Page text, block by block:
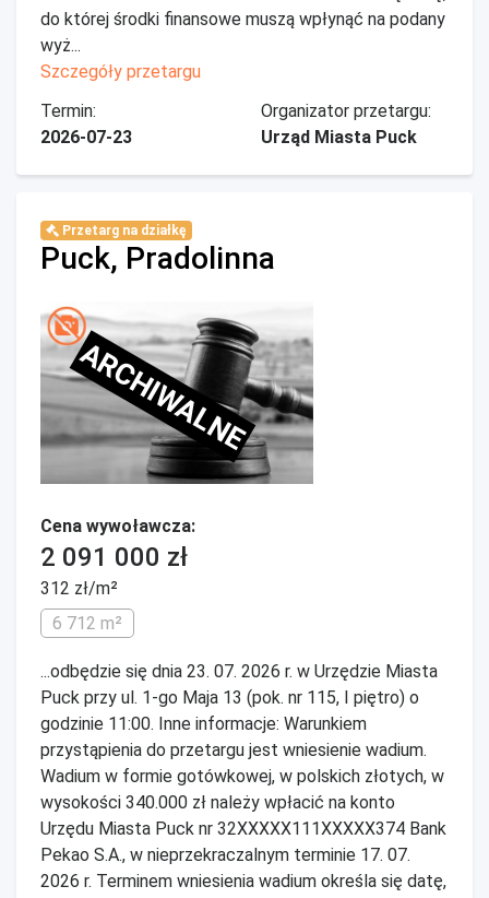
do której środki finansowe muszą wpłynąć na podany
wyż...
Szczegóły przetargu
Termin:
2026-07-23
Organizator przetargu:
Urząd Miasta Puck
Przetarg na działkę
Puck, Pradolinna
ARCHIWALNE
Cena wywoławcza:
2 091 000 zł
312 zł/m²
6 712 m²
...odbędzie się dnia 23. 07. 2026 r. w Urzędzie Miasta
Puck przy ul. 1-go Maja 13 (pok. nr 115, I piętro) o
godzinie 11:00. Inne informacje: Warunkiem
przystąpienia do przetargu jest wniesienie wadium.
Wadium w formie gotówkowej, w polskich złotych, w
wysokości 340.000 zł należy wpłacić na konto
Urzędu Miasta Puck nr 32XXXXX111XXXXX374 Bank
Pekao S.A., w nieprzekraczalnym terminie 17. 07.
2026 r. Terminem wniesienia wadium określa się datę,